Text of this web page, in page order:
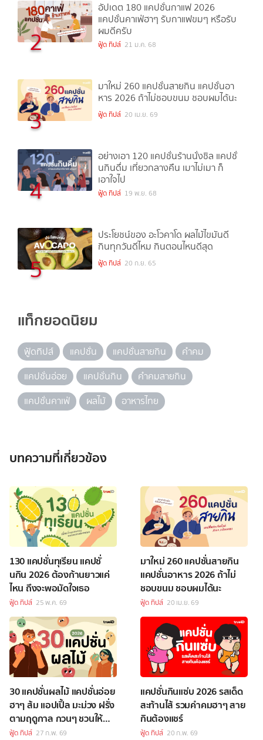
2
อัปเดต 180 แคปชั่นกาแฟ 2026
แคปชั่นคาเฟ่ฮาๆ รับกาแฟขมๆ หรือรับ
ผมดีครับ
ฟู้ด ทิปส์ 21 ม.ค. 68
3
มาใหม่ 260 แคปชั่นสายกิน แคปชั่นอา
หาร 2026 ถ้าไม่ชอบขนม ชอบผมได้นะ
ฟู้ด ทิปส์ 20 เม.ย. 69
4
อย่างเอา 120 แคปชั่นร้านนั่งชิล แคปชั่
นกินดื่ม เที่ยวกลางคืน เมาไม่เมา ก็
เอาใจไป
ฟู้ด ทิปส์ 19 พ.ย. 68
5
ประโยชน์ของ อะโวคาโด ผลไม้ไขมันดี
กินทุกวันดีไหม กินตอนไหนดีสุด
ฟู้ด ทิปส์ 20 ก.ย. 65
แท็กยอดนิยม
ฟู้ดทิปส์ แคปชั่น แคปชั่นสายกิน
คำคม
แคปชั่นอ่อย
แคปชั่นกิน
คำคมสายกิน
แคปชั่นคาเฟ่
ผลไม้ อาหารไทย
บทความที่เกี่ยวข้อง
130 แคปชั่นทุเรียน แคปชั่
นกิน 2026 ต้องก้านยาวแค่
ไหน ถึงจะพอมัดใจเธอ
ฟู้ด ทิปส์ 25 พ.ค. 69
มาใหม่ 260 แคปชั่นสายกิน
แคปชั่นอาหาร 2026 ถ้าไม่
ชอบขนม ชอบผมได้นะ
ฟู้ด ทิปส์ 20 เม.ย. 69
30 แคปชั่นผลไม้ แคปชั่นอ่อย
ฮาๆ ส้ม แอปเปิ้ล มะม่วง ฝรั่ง
ตามฤดูกาล กวนๆ ชวนให้
แชร์!
ฟู้ด ทิปส์ 27 ก.พ. 69
แคปชั่นกินแซ่บ 2026 รสเด็ด
สะท้านไส้ รวมคำคมฮาๆ สาย
กินต้องแชร์
ฟู้ด ทิปส์ 20 ก.พ. 69